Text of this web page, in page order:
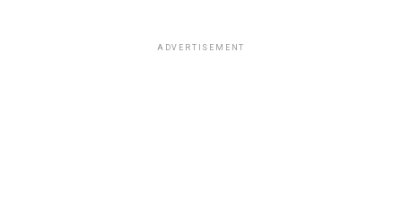
ADVERTISEMENT